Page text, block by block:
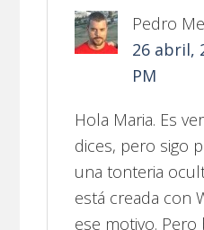
Pedro
26 abril,
PM
Hola Maria. Es
dices, pero sigo
una tonteria
está creada con
ese motivo. Pero